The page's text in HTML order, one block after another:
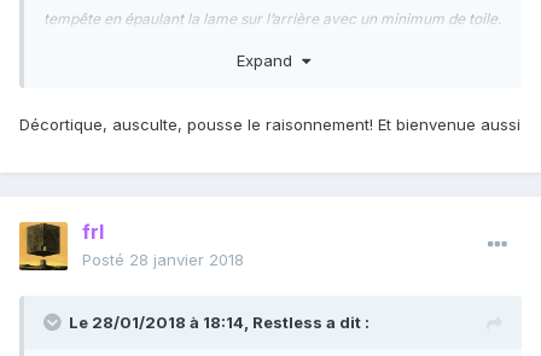
tempête en épaulant la lame sur l’arrière avec un minimum de toile.
inconnus qu’ignoreront toujours ceux qui ont la chance apparente
de pouvoir suivre la route des cargos
de transport maritime.
Vous connaissez sans doute un voilier nommé « Désir »."
Expand
Décortique, ausculte, pousse le raisonnement! Et bienvenue aussi
frl
Posté 28 janvier 2018
Le 28/01/2018 à 18:14, Restless a dit :